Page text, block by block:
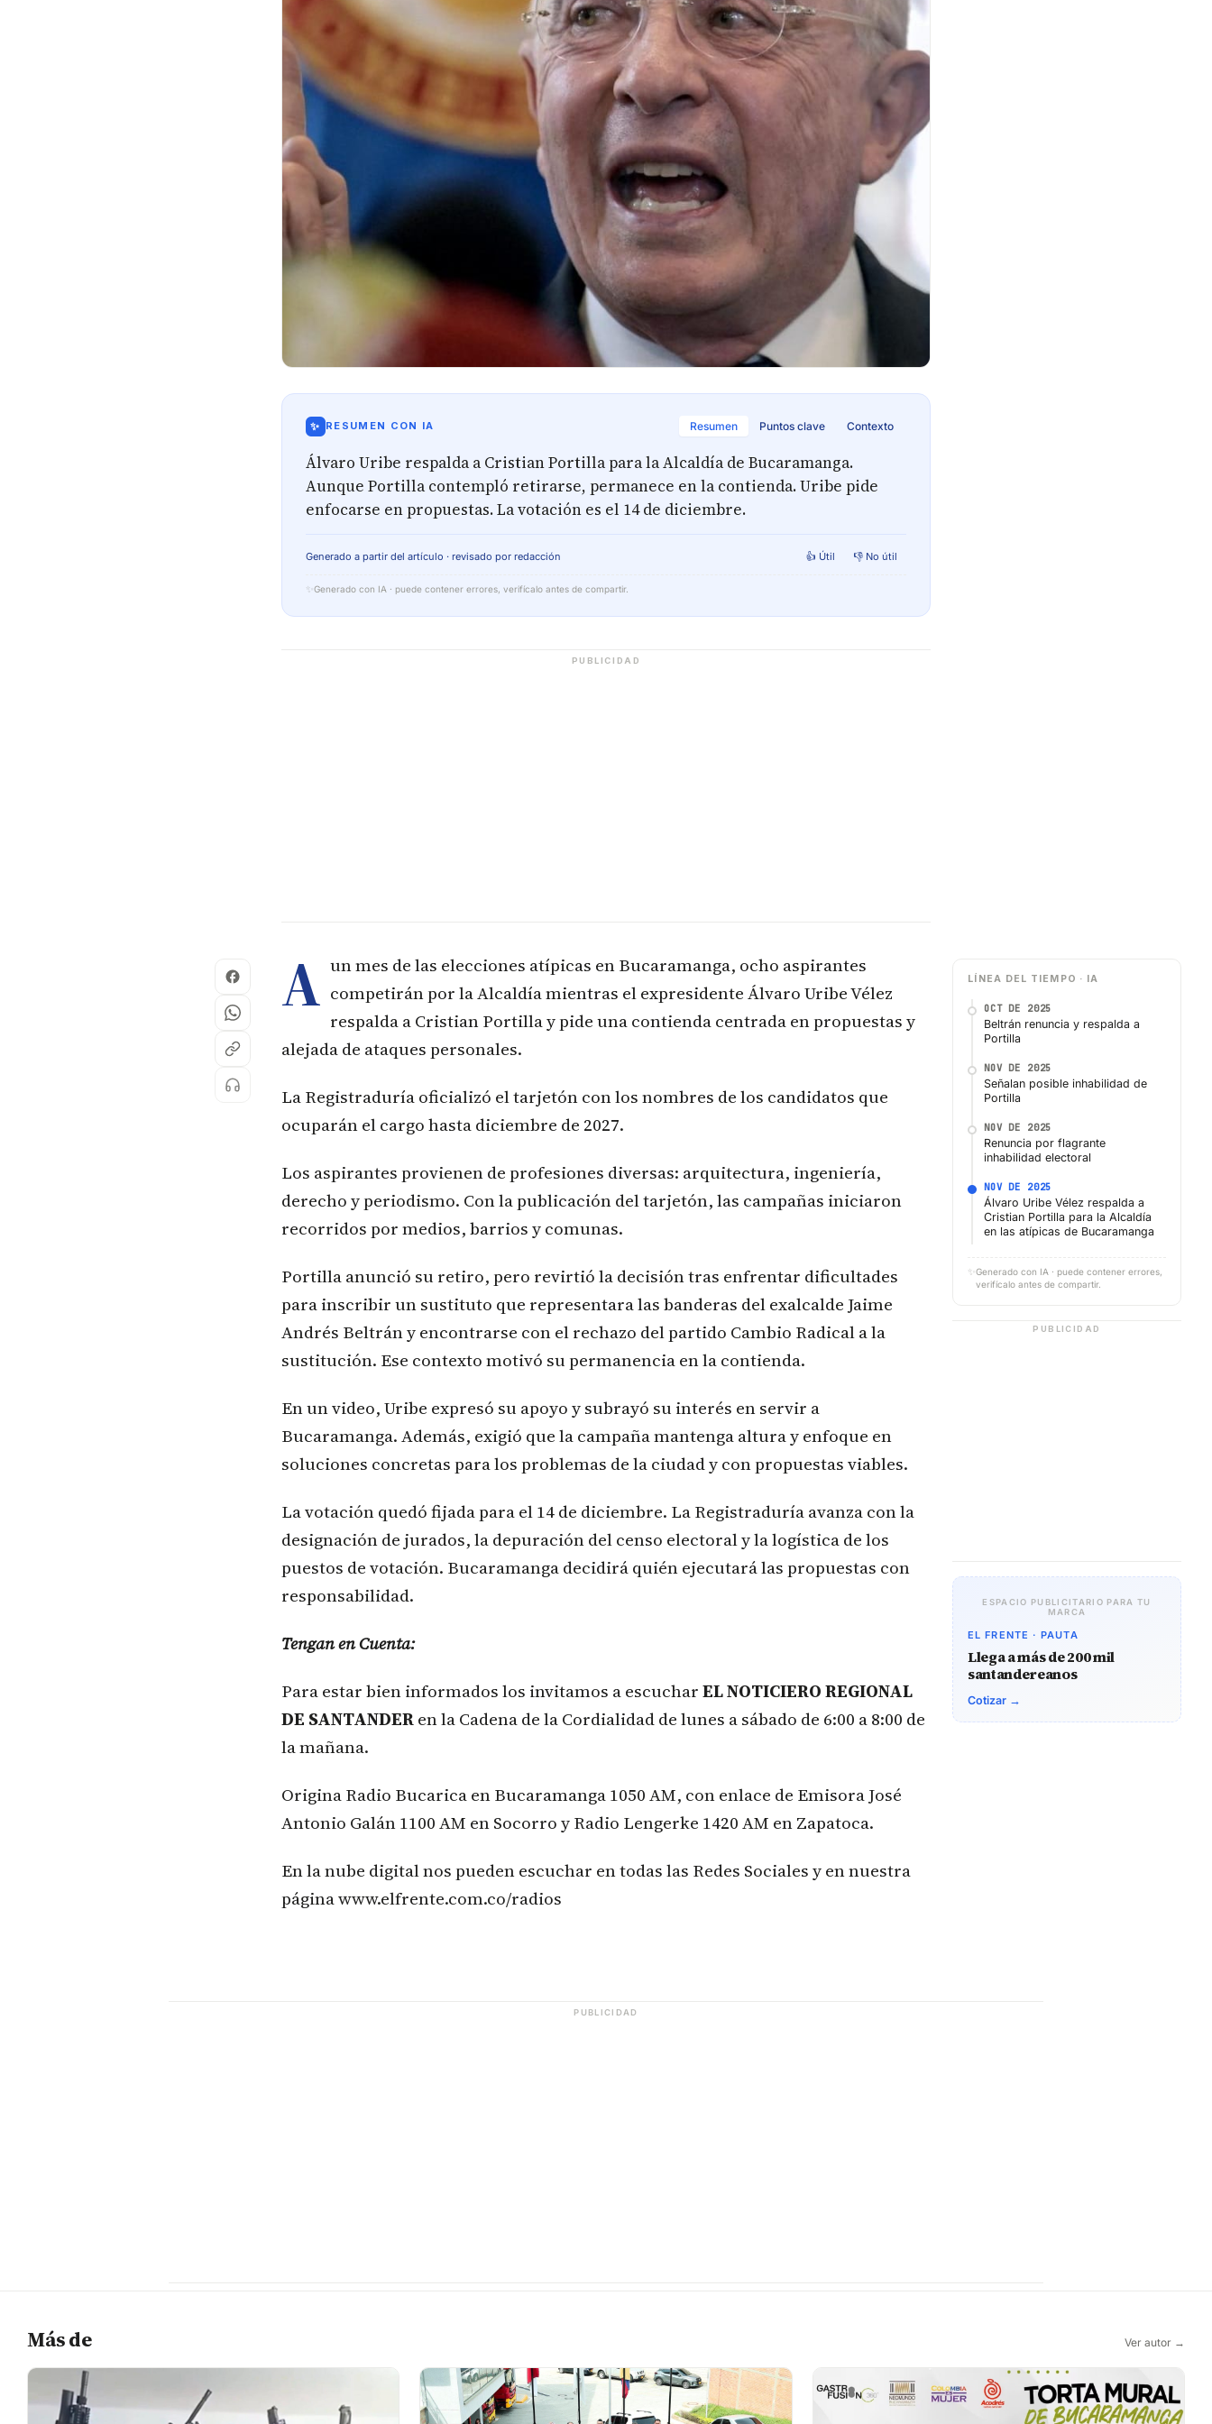
✨ RESUMEN CON IA Resumen Puntos clave Contexto
Álvaro Uribe respalda a Cristian Portilla para la Alcaldía de Bucaramanga.
Aunque Portilla contempló retirarse, permanece en la contienda. Uribe pide
enfocarse en propuestas. La votación es el 14 de diciembre.
Generado a partir del artículo · revisado por redacción 👍 Útil 👎 No útil
✨ Generado con IA · puede contener errores, verifícalo antes de compartir.
PUBLICIDAD
A un mes de las elecciones atípicas en Bucaramanga, ocho aspirantes
competirán por la Alcaldía mientras el expresidente Álvaro Uribe Vélez
respalda a Cristian Portilla y pide una contienda centrada en propuestas y
alejada de ataques personales.
La Registraduría oficializó el tarjetón con los nombres de los candidatos que
ocuparán el cargo hasta diciembre de 2027.
Los aspirantes provienen de profesiones diversas: arquitectura, ingeniería,
derecho y periodismo. Con la publicación del tarjetón, las campañas iniciaron
recorridos por medios, barrios y comunas.
Portilla anunció su retiro, pero revirtió la decisión tras enfrentar dificultades
para inscribir un sustituto que representara las banderas del exalcalde Jaime
Andrés Beltrán y encontrarse con el rechazo del partido Cambio Radical a la
sustitución. Ese contexto motivó su permanencia en la contienda.
En un video, Uribe expresó su apoyo y subrayó su interés en servir a
Bucaramanga. Además, exigió que la campaña mantenga altura y enfoque en
soluciones concretas para los problemas de la ciudad y con propuestas viables.
La votación quedó fijada para el 14 de diciembre. La Registraduría avanza con la
designación de jurados, la depuración del censo electoral y la logística de los
puestos de votación. Bucaramanga decidirá quién ejecutará las propuestas con
responsabilidad.
Tengan en Cuenta:
Para estar bien informados los invitamos a escucharEL NOTICIERO REGIONAL
DE SANTANDERen la Cadena de la Cordialidad de lunes a sábado de 6:00 a 8:00 de
la mañana.
Origina Radio Bucarica en Bucaramanga 1050 AM, con enlace de Emisora José
Antonio Galán 1100 AM en Socorro y Radio Lengerke 1420 AM en Zapatoca.
En la nube digital nos pueden escuchar en todas las Redes Sociales y en nuestra
página www.elfrente.com.co/radios
LÍNEA DEL TIEMPO · IA
OCT DE 2025
Beltrán renuncia y respalda a
Portilla
NOV DE 2025
Señalan posible inhabilidad de
Portilla
NOV DE 2025
Renuncia por flagrante
inhabilidad electoral
NOV DE 2025
Álvaro Uribe Vélez respalda a
Cristian Portilla para la Alcaldía
en las atípicas de Bucaramanga
✨ Generado con IA · puede contener errores,
verifícalo antes de compartir.
PUBLICIDAD
ESPACIO PUBLICITARIO PARA TU
MARCA
EL FRENTE · PAUTA
Llega a más de 200 mil
santandereanos
Cotizar →
PUBLICIDAD
Más de Ver autor →